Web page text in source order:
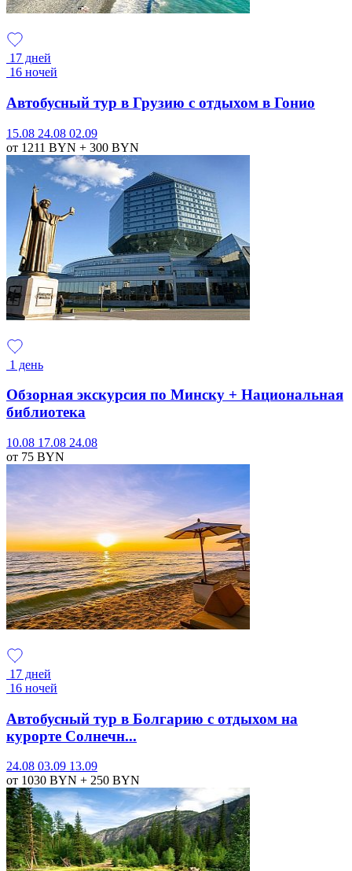
17 дней
16 ночей
Автобусный тур в Грузию с отдыхом в Гонио
15.08 24.08 02.09
от 1211 BYN + 300 BYN
1 день
Обзорная экскурсия по Минску + Национальная
библиотека
10.08 17.08 24.08
от 75 BYN
17 дней
16 ночей
Автобусный тур в Болгарию с отдыхом на
курорте Солнечн...
24.08 03.09 13.09
от 1030 BYN + 250 BYN